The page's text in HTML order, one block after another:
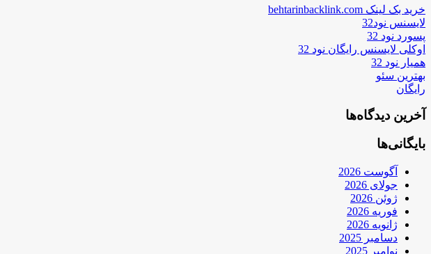
خرید بک لینک behtarinbacklink.com
لایسنس نود32
پسورد نود 32
اوکلی لایسنس رایگان نود 32
همیار نود 32
بهترین سئو
رایگان
آخرین دیدگاه‌ها
بایگانی‌ها
آگوست 2026
جولای 2026
ژوئن 2026
فوریه 2026
ژانویه 2026
دسامبر 2025
نوامبر 2025